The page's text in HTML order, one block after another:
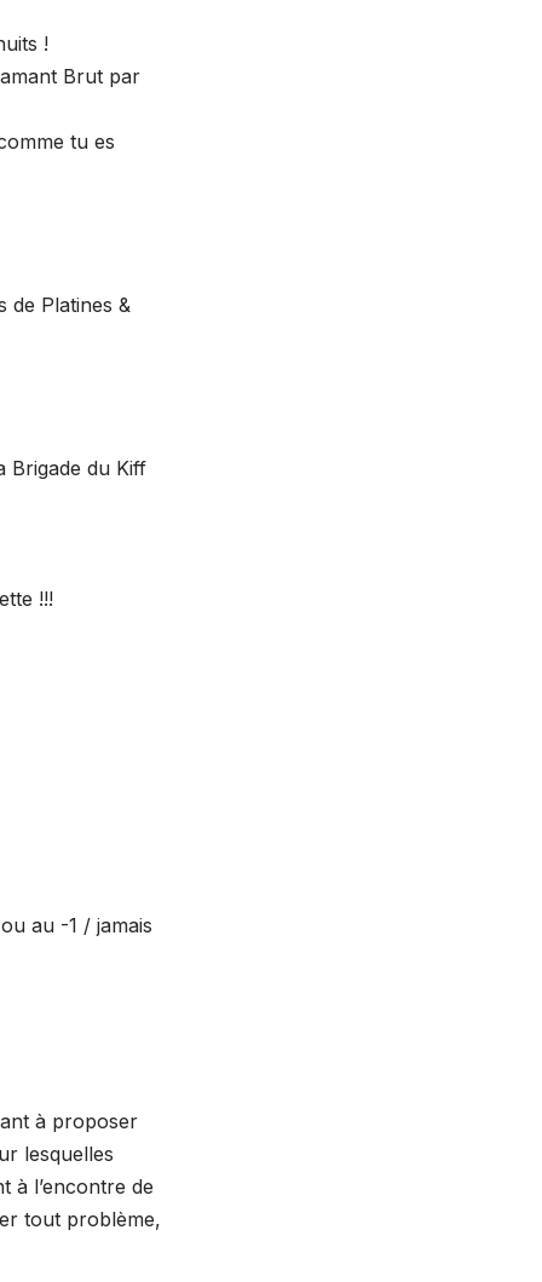
!
Brut par
tu es
de Platines &
Brigade du Kiff
!!!
au -1 / jamais
à proposer
lesquelles
à l’encontre de
tout problème,